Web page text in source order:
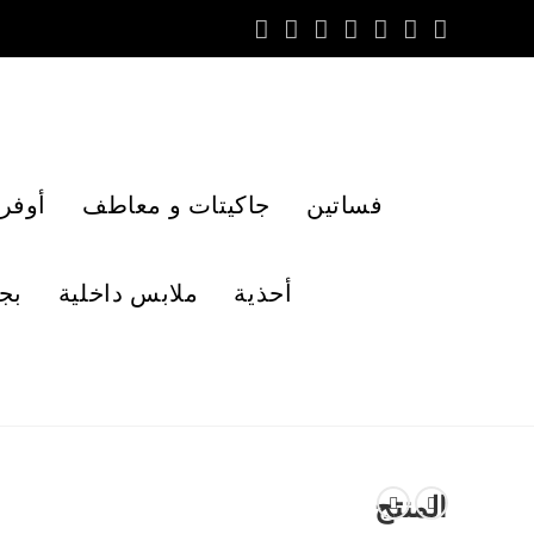
جاكيتات و معاطف فساتين
ملابس داخلية أحذية
المنتج